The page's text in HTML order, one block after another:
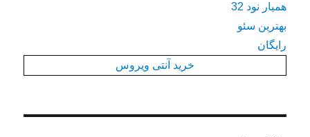
همیار نود 32
بهترین سئو
رایگان
خرید آنتی ویروس